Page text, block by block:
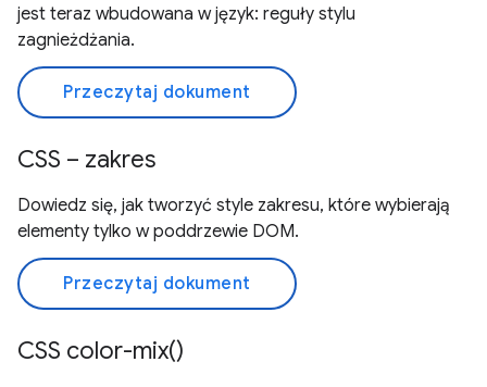
jest teraz wbudowana w język: reguły stylu
zagnieżdżania.
Przeczytaj dokument
CSS – zakres
Dowiedz się, jak tworzyć style zakresu, które wybierają
elementy tylko w poddrzewie DOM.
Przeczytaj dokument
CSS color-mix()